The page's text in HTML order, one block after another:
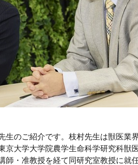
生のご紹介です。枝村先生は獣医
京大学大学院農学生命科学研究科
師・准教授を経て同研究室教授に